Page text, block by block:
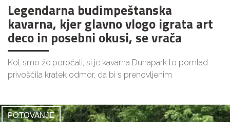
Legendarna budimpeštanska
kavarna, kjer glavno vlogo igrata art
deco in posebni okusi, se vrača
Kot smo že poročali, si je kavarna Dunapark to pomlad
privoščila kratek odmor, da bi s prenovljenim
POTOVANJE